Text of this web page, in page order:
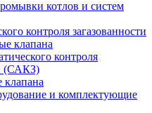
котлов и систем
контроля загазованности
клапана
контроля
(САКЗ)
клапана
и комплектующие